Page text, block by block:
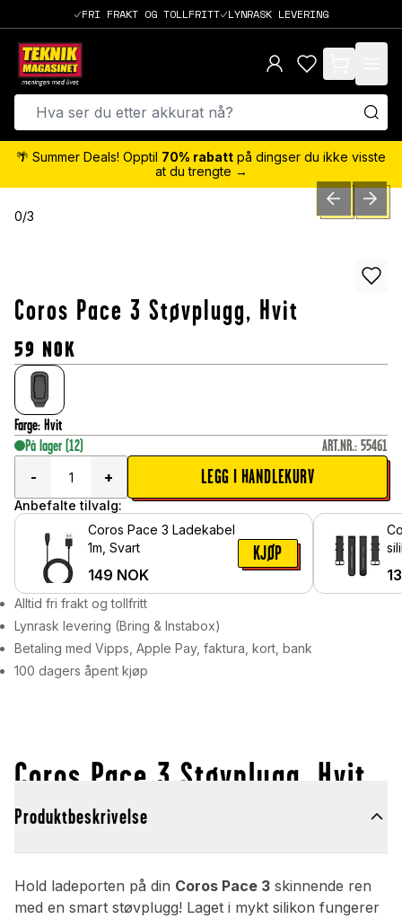
FRI FRAKT OG TOLLFRITT LYNRASK LEVERING
items in cart,
🌴 Summer Deals! Opptil 70% rabatt på dingser du ikke visste
at du trengte →
0/3 PREVIOUSNEXT
Coros Pace 3 Støvplugg, Hvit
59 NOK
Farge: Hvit
På lager (12) ART.NR.: 55461
-
+ LEGG I HANDLEKURV
Anbefalte tilvalg:
Coros Pace 3 Ladekabel
1m, Svart
149 NOK
KJØP
Alltid fri frakt og tollfritt
Lynrask levering (Bring & Instabox)
Betaling med Vipps, Apple Pay, faktura, kort, bank
100 dagers åpent kjøp
Coros Pace 3 Støvplugg, Hvit
Produktbeskrivelse
Hold ladeporten på din Coros Pace 3 skinnende ren
med en smart støvplugg! Laget i mykt silikon fungerer